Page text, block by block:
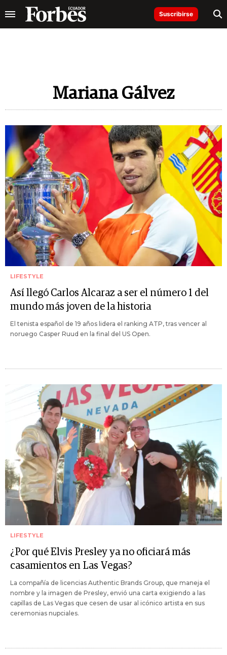
Suscribirse
Mariana Gálvez
LIFESTYLE
Así llegó Carlos Alcaraz a ser el número 1 del
mundo más joven de la historia
El tenista español de 19 años lidera el ranking ATP, tras vencer al
noruego Casper Ruud en la final del US Open.
LIFESTYLE
¿Por qué Elvis Presley ya no oficiará más
casamientos en Las Vegas?
La compañía de licencias Authentic Brands Group, que maneja el
nombre y la imagen de Presley, envió una carta exigiendo a las
capillas de Las Vegas que cesen de usar al icónico artista en sus
ceremonias nupciales.